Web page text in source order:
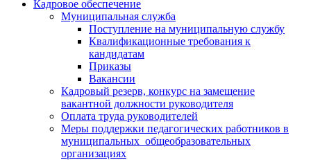
Кадровое обеспечение
Муниципальная служба
Поступление на муниципальную службу
Квалификационные требования к
кандидатам
Приказы
Вакансии
Кадровый резерв, конкурс на замещение
вакантной должности руководителя
Оплата труда руководителей
Меры поддержки педагогических работников в
муниципальных общеобразовательных
организациях